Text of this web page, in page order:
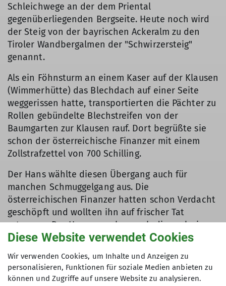
Schleichwege an der dem Priental
gegenüberliegenden Bergseite. Heute noch wird
der Steig von der bayrischen Ackeralm zu den
Tiroler Wandbergalmen der "Schwirzersteig"
genannt.
Als ein Föhnsturm an einem Kaser auf der Klausen
(Wimmerhütte) das Blechdach auf einer Seite
weggerissen hatte, transportierten die Pächter zu
Rollen gebündelte Blechstreifen von der
Baumgarten zur Klausen rauf. Dort begrüßte sie
schon der österreichische Finanzer mit einem
Zollstrafzettel von 700 Schilling.
Der Hans wählte diesen Übergang auch für
manchen Schmuggelgang aus. Die
österreichischen Finanzer hatten schon Verdacht
geschöpft und wollten ihn auf frischer Tat
ertappen. Der Hans war aber auch diesmal wie
immer recht vorsichtig. Er deponierte den
Rucksack mit dem Schmuggelgut in unmittelbarer
Grenznähe und ging dann zum nahe gelegenen
Klausen-Bergwirthaus, um die Lage
Diese Website verwendet Cookies
Wir verwenden Cookies, um Inhalte und Anzeigen zu
personalisieren, Funktionen für soziale Medien anbieten zu
können und Zugriffe auf unsere Website zu analysieren.